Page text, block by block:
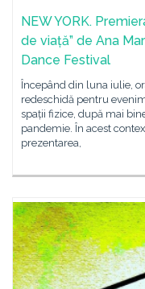
NEW YORK.
de viață” de Ana
Dance Festival
Începând din luna iulie,
redeschidă pentru
spații fizice, după mai
pandemie. În acest
prezentarea,